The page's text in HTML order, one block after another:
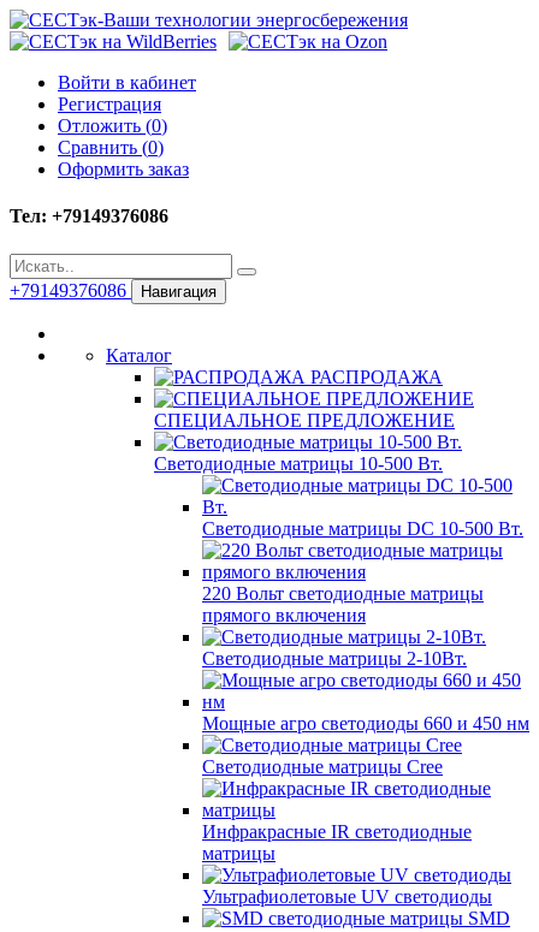
Войти в кабинет
Регистрация
Отложить (0)
Сравнить (0)
Оформить заказ
Тел: +79149376086
+79149376086 Навигация
Каталог
РАСПРОДАЖА
СПЕЦИАЛЬНОЕ ПРЕДЛОЖЕНИЕ
Светодиодные матрицы 10-500 Вт.
Светодиодные матрицы DC 10-500 Вт.
220 Вольт cветодиодные матрицы
прямого включения
Светодиодные матрицы 2-10Вт.
Мощные агро светодиоды 660 и 450 нм
Светодиодные матрицы Cree
Инфракрасные IR светодиодные
матрицы
Ультрафиолетовые UV светодиоды
SMD